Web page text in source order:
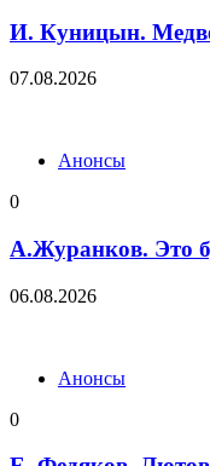
И. Куницын.
07.08.2026
Анонсы
0
А.Журанков. Это
06.08.2026
Анонсы
0